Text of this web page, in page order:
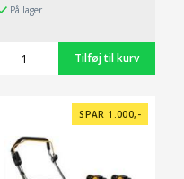
På lager
SPAR 1.000,-